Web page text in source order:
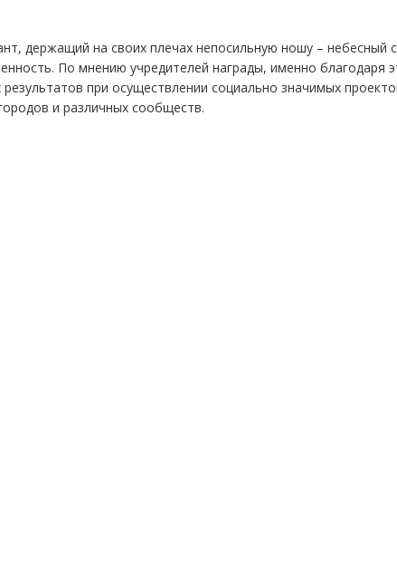
держащий на своих плечах непосильную ношу – небесный
По мнению учредителей награды, именно благодаря
при осуществлении социально значимых
и различных сообществ.